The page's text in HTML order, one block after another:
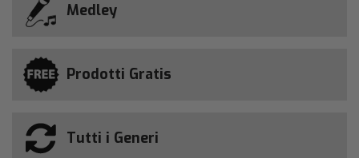
Medley
Prodotti Gratis
Tutti i Generi